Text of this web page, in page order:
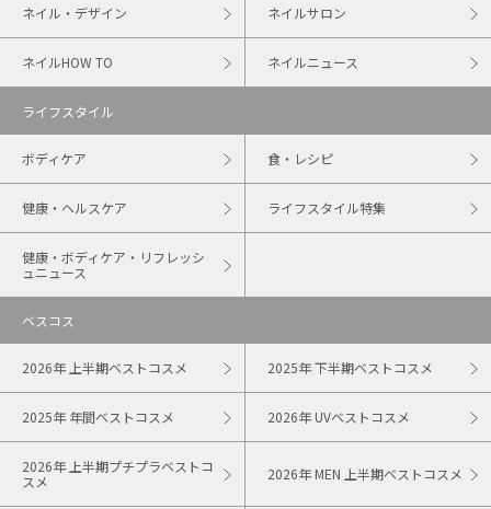
ネイル・デザイン ネイルサロン
ネイルHOW TO ネイルニュース
ライフスタイル
ボディケア 食・レシピ
健康・ヘルスケア ライフスタイル特集
健康・ボディケア・リフレッシ
ュニュース
ベスコス
2026年 上半期ベストコスメ 2025年 下半期ベストコスメ
2025年 年間ベストコスメ 2026年 UVベストコスメ
2026年 上半期プチプラベストコ
スメ
2026年 MEN 上半期ベストコスメ